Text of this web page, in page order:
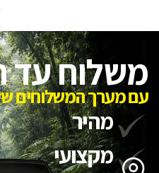
משלוח עד
עם מערך המשלוחים
מהיר
מקצועי